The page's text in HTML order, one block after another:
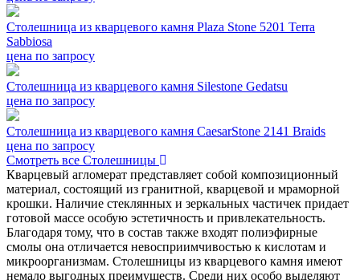
Столешница из кварцевого камня Plaza Stone 5201 Terra
Sabbiosa
цена по запросу
Столешница из кварцевого камня Silestone Gedatsu
цена по запросу
Столешница из кварцевого камня CaesarStone 2141 Braids
цена по запросу
Смотреть все Столешницы
Кварцевый агломерат представляет собой композиционный
материал, состоящий из гранитной, кварцевой и мраморной
крошки. Наличие стеклянных и зеркальных частичек придает
готовой массе особую эстетичность и привлекательность.
Благодаря тому, что в состав также входят полиэфирные
смолы она отличается невосприимчивостью к кислотам и
микроорганизмам. Столешницы из кварцевого камня имеют
немало выгодных преимуществ. Среди них особо выделяют